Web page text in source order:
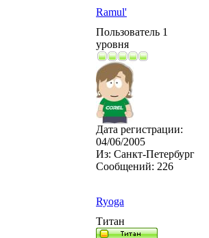
Ramul'
Пользователь 1
уровня
Дата регистрации:
04/06/2005
Из: Санкт-Петербург
Сообщений: 226
Ryoga
Титан